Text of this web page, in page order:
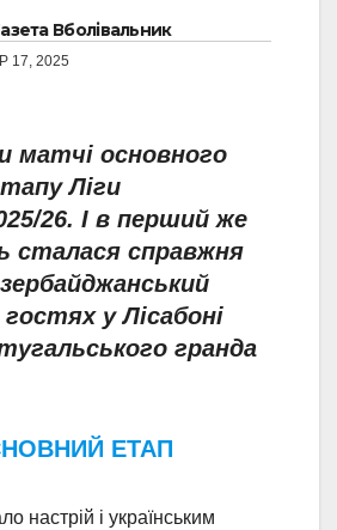
Вболівальник
17, 2025
матчі основного
Ліги
26. І в перший же
сталася справжня
у Лісабоні
гранда
ЕТАП
настрій і українським